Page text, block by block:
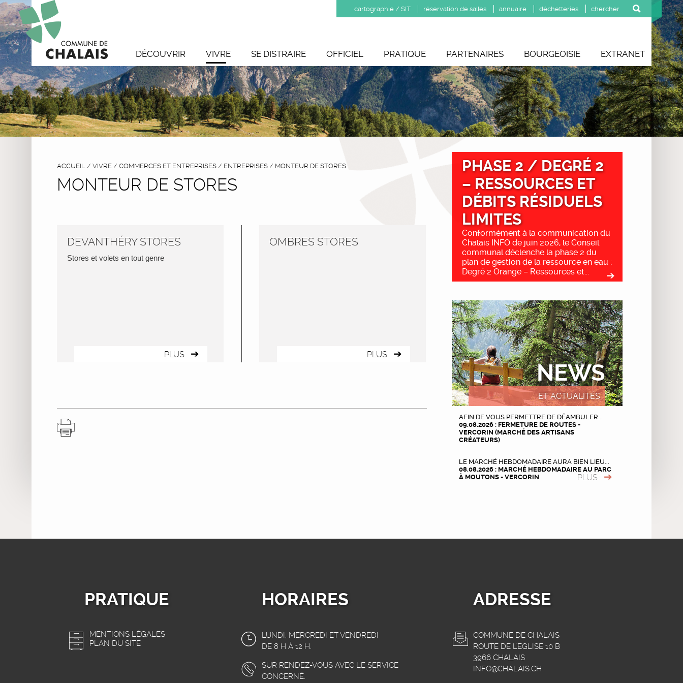
cartographie / SIT réservation de salles annuaire déchetteries
DÉCOUVRIR VIVRE SE DISTRAIRE OFFICIEL PRATIQUE PARTENAIRES BOURGEOISIE EXTRANET
ACCUEIL / VIVRE / COMMERCES ET ENTREPRISES / ENTREPRISES / MONTEUR DE STORES
MONTEUR DE STORES
DEVANTHÉRY STORES
Stores et volets en tout genre
PLUS
OMBRES STORES
PLUS
PHASE 2 / DEGRÉ 2
– RESSOURCES ET
DÉBITS RÉSIDUELS
LIMITES
Conformément à la communication du
Chalais INFO de juin 2026, le Conseil
communal déclenche la phase 2 du
plan de gestion de la ressource en eau :
Degré 2 Orange – Ressources et...
NEWS
ET ACTUALITÉS
AFIN DE VOUS PERMETTRE DE DÉAMBULER...
09.08.2026 : FERMETURE DE ROUTES -
VERCORIN (MARCHÉ DES ARTISANS
CRÉATEURS)
LE MARCHÉ HEBDOMADAIRE AURA BIEN LIEU...
08.08.2026 : MARCHÉ HEBDOMADAIRE AU PARC
À MOUTONS - VERCORIN
PLUS
PRATIQUE
MENTIONS LÉGALES
PLAN DU SITE
HORAIRES
LUNDI, MERCREDI ET VENDREDI
DE 8 H À 12 H.
SUR RENDEZ-VOUS AVEC LE SERVICE
CONCERNÉ.
ADRESSE
COMMUNE DE CHALAIS
ROUTE DE L'EGLISE 10 B
3966 CHALAIS
INFO@CHALAIS.CH